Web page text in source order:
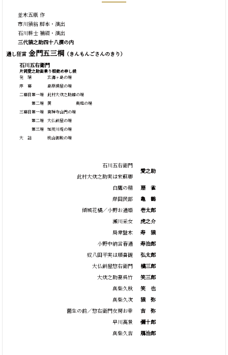
並木五瓶 作
市川猿翁 脚本・演出
石川耕士 補綴・演出
三代猿之助四十八撰の内
通し狂言金門五三桐 （きんもんごさんのきり）
石川五右衛門
片岡愛之助宙乗り相勤め申し候
発 端
序 幕
二幕目第一場
第二場
三幕目第一場
第二場
第三場
大 詰
玄海ヶ島の場
島原揚屋の場
此村大炊之助館の場
同 奥庭の場
南禅寺山門の場
大仏餅屋の場
加茂川堤の場
桃山御殿の場
石川五右衛門
此村大炊之助実は宋蘇卿
白鷹の精
岸田民部
傾城花橘／小野お通姫
瀬川采女
局常盤木
小野中納言春通
奴八田平実は順喜観
大仏餅屋惣右衛門
大炊之助妻呉竹
真柴久秋
真柴久次
薗生の前／惣右衛門女房お幸
早川高景
真柴久吉
愛之助
扇
雀
亀
鶴
壱太郎
虎之介
寿
猿
寿治郎
弘太郎
橘三郎
笑三郎
笑
也
猿
弥
吉
弥
彌十郎
鴈治郎